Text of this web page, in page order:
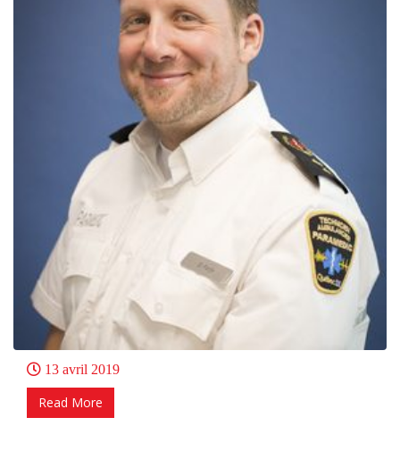
13 avril 2019
Read More